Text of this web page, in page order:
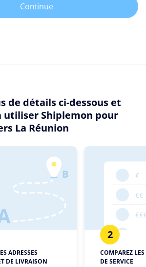
Continue
de détails ci-dessous et
utiliser Shiplemon pour
La Réunion
ADRESSES
DE LIVRAISON
2
COMPAREZ
DE SERVICE